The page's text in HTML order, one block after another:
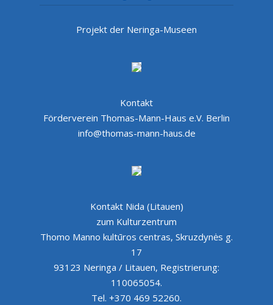
Projekt der Neringa-Museen
Kontakt
Förderverein Thomas-Mann-Haus e.V. Berlin
info@thomas-mann-haus.de
Kontakt Nida (Litauen)
zum Kulturzentrum
Thomo Manno kultūros centras, Skruzdynės g.
17
93123 Neringa / Litauen, Registrierung:
110065054.
Tel. +370 469 52260.